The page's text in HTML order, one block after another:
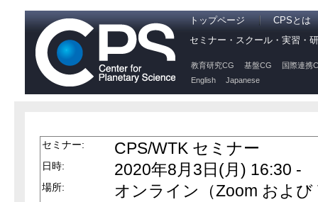
トップページ
CPSとは
セミナー・スクール・実習・
教育研究CG 基盤CG
国際連携
English
Japanese
セミナー: CPS/WTK セミナー
日時: 2020年8月3日(月) 16:30 -
場所: オンライン（Zoom およ